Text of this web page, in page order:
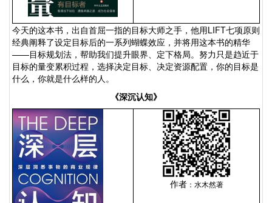
今天的这本书，出自首屈一指的目标大师之手，他用LIFT七项原则
经典阐释了设定目标后的一系列蝴蝶效应，并将用这本书的精华
——目标规划法，帮助我们提升眼界、定下格局。努力只是趋近于
目标的量变累积过程，选择决定目标、决定资源配置，你的目标是
什么，你就是什么样的人。
《深沉认知》
作者：水木然著